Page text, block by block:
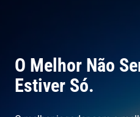
O Melhor Não
Estiver Só.